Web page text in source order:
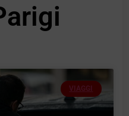
VIAGGI